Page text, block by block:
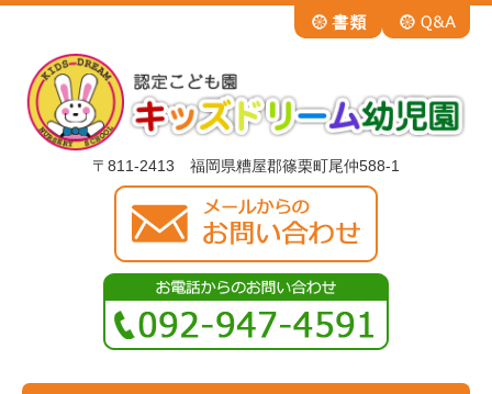
〒811-2413 福岡県糟屋郡篠栗町尾仲588-1